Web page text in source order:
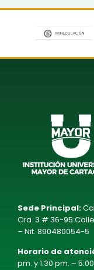
Sede Principal:
Cra. 3 # 36-95
– Nit. 890480054-5
Horario de
pm. y 1:30 pm. –